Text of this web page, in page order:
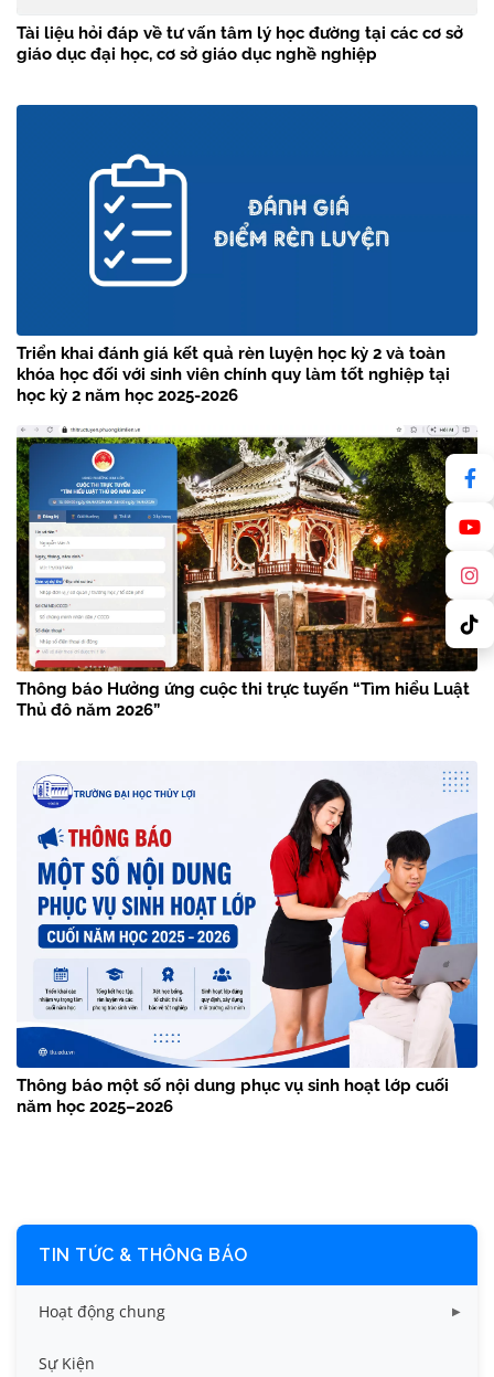
Tài liệu hỏi đáp về tư vấn tâm lý học đường tại các cơ sở
giáo dục đại học, cơ sở giáo dục nghề nghiệp
Triển khai đánh giá kết quả rèn luyện học kỳ 2 và toàn
khóa học đối với sinh viên chính quy làm tốt nghiệp tại
học kỳ 2 năm học 2025-2026
Thông báo Hưởng ứng cuộc thi trực tuyến “Tìm hiểu Luật
Thủ đô năm 2026”
Thông báo một số nội dung phục vụ sinh hoạt lớp cuối
năm học 2025–2026
TIN TỨC & THÔNG BÁO
Hoạt động chung
Tin công tác sinh viên
Sự Kiện